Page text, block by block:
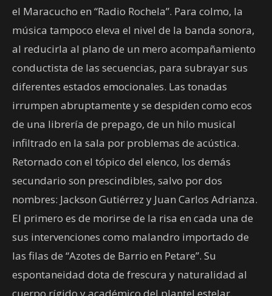
el Maracucho en “Radio Rochela”. Para colmo, la
música tampoco eleva el nivel de la banda sonora,
al reducirla al plano de un mero acompañamiento
conductista de las secuencias, para subrayar sus
diferentes estados emocionales. Las tonadas
irrumpen abruptamente y se despiden como ecos
de una librería de prepago, de un hilo musical
infiltrado en la sala por problemas de acústica.
Retornado con el tópico del elenco, los demás
secundario son prescindibles, salvo por dos
nombres: Jackson Gutiérrez y Juan Carlos Adrianza.
El primero es de morirse de la risa en cada una de
sus intervenciones como malandro importado de
las filas de “Azotes de Barrio en Petare”. Su
espontaneidad dota de frescura y naturalidad al
cuerpo rígido y académico del plantel estelar.